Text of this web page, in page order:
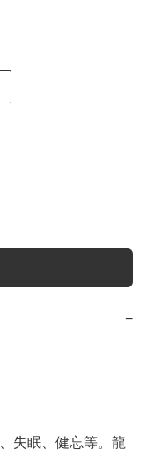
−
失眠、健忘等。龍